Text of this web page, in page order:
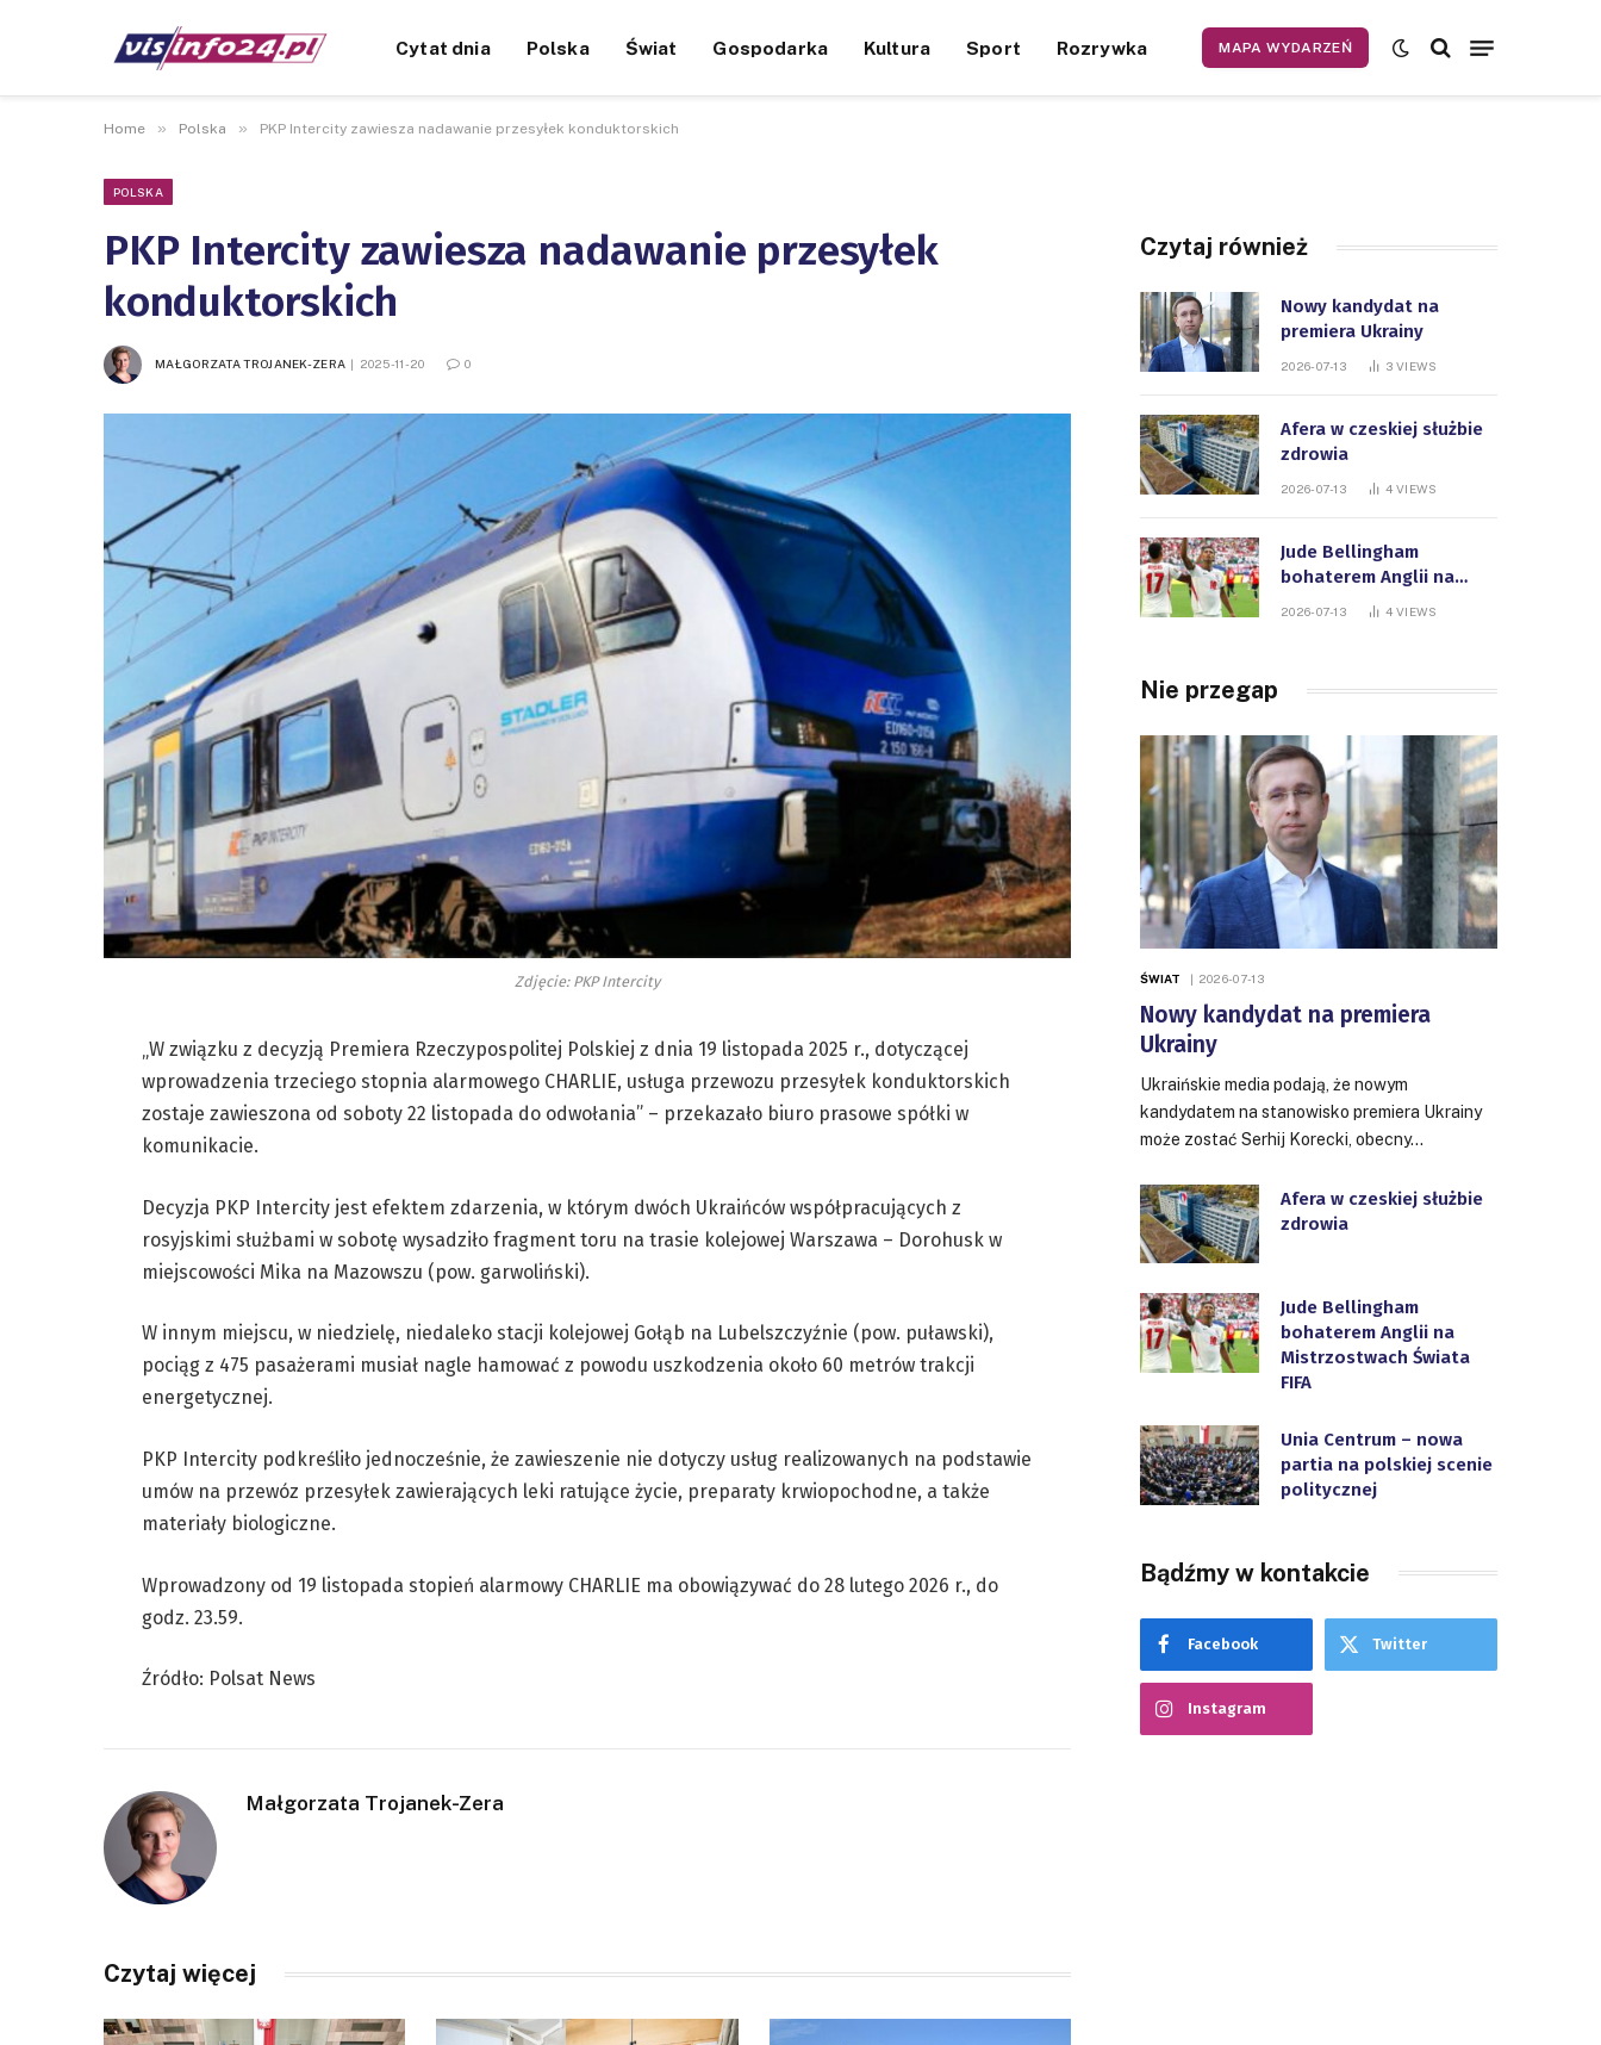
Cytat dnia Polska Świat Gospodarka Kultura Sport Rozrywka MAPA WYDARZEŃ
Home » Polska » PKP Intercity zawiesza nadawanie przesyłek konduktorskich
POLSKA
PKP Intercity zawiesza nadawanie przesyłek
konduktorskich
MAŁGORZATA TROJANEK-ZERA 2025-11-20 0
Zdjęcie: PKP Intercity
„W związku z decyzją Premiera Rzeczypospolitej Polskiej z dnia 19 listopada 2025 r., dotyczącej
wprowadzenia trzeciego stopnia alarmowego CHARLIE, usługa przewozu przesyłek konduktorskich
zostaje zawieszona od soboty 22 listopada do odwołania” – przekazało biuro prasowe spółki w
komunikacie.
Decyzja PKP Intercity jest efektem zdarzenia, w którym dwóch Ukraińców współpracujących z
rosyjskimi służbami w sobotę wysadziło fragment toru na trasie kolejowej Warszawa – Dorohusk w
miejscowości Mika na Mazowszu (pow. garwoliński).
W innym miejscu, w niedzielę, niedaleko stacji kolejowej Gołąb na Lubelszczyźnie (pow. puławski),
pociąg z 475 pasażerami musiał nagle hamować z powodu uszkodzenia około 60 metrów trakcji
energetycznej.
PKP Intercity podkreśliło jednocześnie, że zawieszenie nie dotyczy usług realizowanych na podstawie
umów na przewóz przesyłek zawierających leki ratujące życie, preparaty krwiopochodne, a także
materiały biologiczne.
Wprowadzony od 19 listopada stopień alarmowy CHARLIE ma obowiązywać do 28 lutego 2026 r., do
godz. 23.59.
Źródło: Polsat News
Małgorzata Trojanek-Zera
Czytaj więcej
Czytaj również
Nowy kandydat na
premiera Ukrainy
2026-07-13 3 VIEWS
Afera w czeskiej służbie
zdrowia
2026-07-13 4 VIEWS
Jude Bellingham
bohaterem Anglii na
Mistrzostwach Świata
2026-07-13 4 VIEWS
Nie przegap
ŚWIAT 2026-07-13
Nowy kandydat na premiera
Ukrainy
Ukraińskie media podają, że nowym
kandydatem na stanowisko premiera Ukrainy
może zostać Serhij Korecki, obecny…
Afera w czeskiej służbie
zdrowia
Jude Bellingham
bohaterem Anglii na
Mistrzostwach Świata
FIFA
Unia Centrum – nowa
partia na polskiej scenie
politycznej
Bądźmy w kontakcie
Facebook Twitter
Instagram